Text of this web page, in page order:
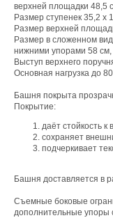
верхней площадки 48,5
Размер ступенек 35,2 х
Размер верхней
Размер в сложенном
нижними упорами 58 см,
Выступ верхнего
Основная нагрузка до 80
Башня покрыта
Покрытие:
даёт стойкость к
сохраняет
подчеркивает
Башня доставляется в
Съемные боковые
дополнительные упоры